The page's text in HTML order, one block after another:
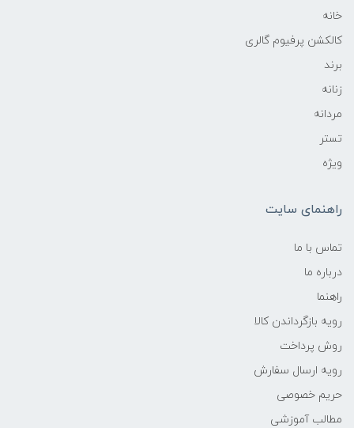
خانه
کالکشن پرفیوم گالری
برند
زنانه
مردانه
تستر
ویژه
راهنمای سایت
تماس با ما
درباره ما
راهنما
رویه‌ بازگرداندن کالا
روش پرداخت
رویه ارسال سفارش
حریم خصوصی
مطالب آموزشی